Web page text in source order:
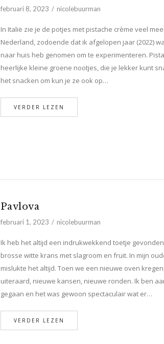
februari 8, 2023 nicolebuurman
In Italië zie je de potjes met pistache crème veel
Nederland, zodoende dat ik afgelopen jaar (2022)
naar huis heb genomen om te experimenteren.
heerlijke kleine groene nootjes, die je lekker kunt
het snacken om kun je ze ook op…
VERDER LEZEN
Pavlova
februari 1, 2023 nicolebuurman
Ik heb het altijd een indrukwekkend toetje
brosse witte krans met slagroom en fruit. In mijn
mislukte het altijd. Toen we een nieuwe oven
uiteraard, nieuwe kansen, nieuwe ronden. Ik ben
gegaan en het was gewoon spectaculair wat er…
VERDER LEZEN